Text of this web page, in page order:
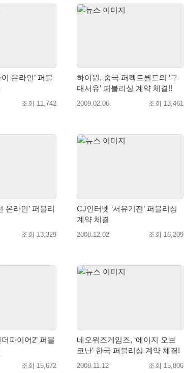
온라인’ 퍼블
조회 11,742
하이윈, 중국 퍼펙트월드의 ‘구
대서유’ 퍼블리싱 계약 체결!!
2009.02.06 조회 13,461
온라인’ 퍼블리
조회 13,329
CJ인터넷 ‘서유기전’ 퍼블리싱
계약 체결
2008.12.02 조회 16,209
파이어2’ 퍼블
조회 15,672
네오위즈게임즈, ‘에이지 오브
코난’ 한국 퍼블리싱 계약 체결!
2008.11.12 조회 15,806